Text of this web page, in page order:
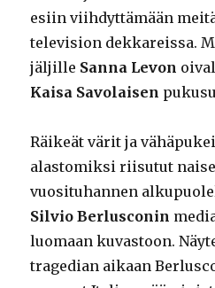
esiin viihdyttämään
television dekkareissa.
jäljille Sanna Levon
Kaisa Savolaisen
Räikeät värit ja
alastomiksi riisutut
vuosituhannen
Silvio Berlusconin
luomaan kuvastoon.
tragedian aikaan